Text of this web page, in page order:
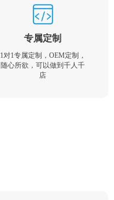
专属定制
1对1专属定制，OEM定制，
随心所欲，可以做到千人千
店